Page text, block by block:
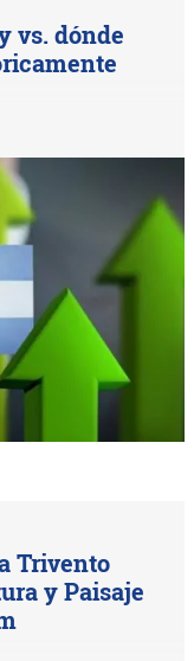
vs. dónde
Trivento
y Paisaje